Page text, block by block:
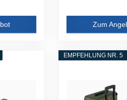
Zum
EMPFEHLUNG NR. 5